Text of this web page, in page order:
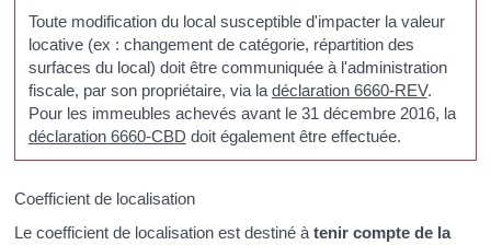
Toute modification du local susceptible d'impacter la valeur
locative (ex : changement de catégorie, répartition des
surfaces du local) doit être communiquée à l'administration
fiscale, par son propriétaire, via la déclaration 6660-REV.
Pour les immeubles achevés avant le 31 décembre 2016, la
déclaration 6660-CBD doit également être effectuée.
Coefficient de localisation
Le coefficient de localisation est destiné àtenir compte de la